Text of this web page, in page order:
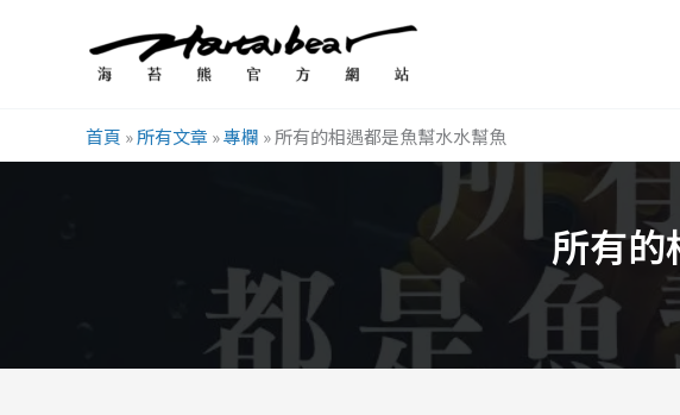
內
首頁 »所有文章 »專欄 »所有的相遇都是魚幫水水幫魚
所有的